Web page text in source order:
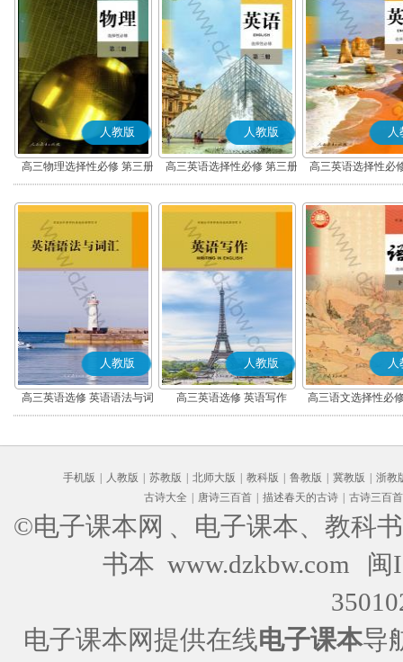
人教版
高三物理选择性必修 第三册
人教版
高三英语选择性必修 第三册
人
高三英语选择性必
人教版
高三英语选修 英语语法与词
汇
人教版
高三英语选修 英语写作
人
高三语文选择性必
编版)
手机版 人教版 苏教版 北师大版 教科版 鲁教版 冀教版
浙教
古诗大全
唐诗三百首 描述春天的古诗 古诗三百首
©电子课本网 、电子课本、教科
书本 www.dzkbw.com
闽
电子课本网提供在线电子课本导